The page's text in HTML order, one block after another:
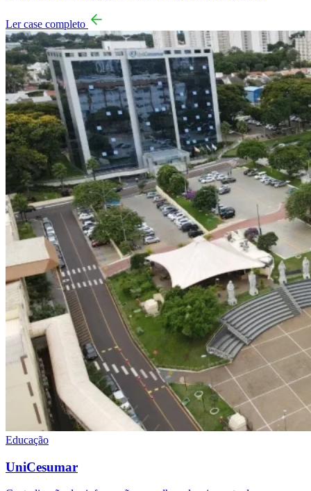
Ler case completo
Educação
UniCesumar